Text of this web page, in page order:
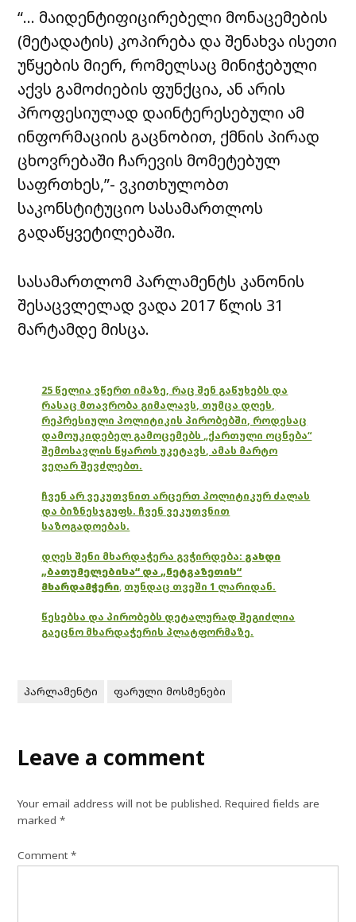
“… მაიდენტიფიცირებელი მონაცემების
(მეტადატის) კოპირება და შენახვა ისეთი
უწყების მიერ, რომელსაც მინიჭებული
აქვს გამოძიების ფუნქცია, ან არის
პროფესიულად დაინტერესებული ამ
ინფორმაციის გაცნობით, ქმნის პირად
ცხოვრებაში ჩარევის მომეტებულ
საფრთხეს,”- ვკითხულობთ
საკონსტიტუციო სასამართლოს
გადაწყვეტილებაში.
სასამართლომ პარლამენტს კანონის
შესაცვლელად ვადა 2017 წლის 31
მარტამდე მისცა.
25 წელია ვწერთ იმაზე, რაც შენ გაწუხებს და
რასაც მთავრობა გიმალავს, თუმცა დღეს,
რეპრესიული პოლიტიკის პირობებში, როდესაც
დამოუკიდებელ გამოცემებს „ქართული ოცნება“
შემოსავლის წყაროს უკეტავს, ამას მარტო
ვეღარ შევძლებთ.
ჩვენ არ ვეკუთვნით არცერთ პოლიტიკურ ძალას
და ბიზნესჯგუფს. ჩვენ ვეკუთვნით
საზოგადოებას.
დღეს შენი მხარდაჭერა გვჭირდება: გახდი
„ბათუმელებისა“ და „ნეტგაზეთის“
მხარდამჭერი, თუნდაც თვეში 1 ლარიდან.
წესებსა და პირობებს დეტალურად შეგიძლია
გაეცნო მხარდაჭერის პლატფორმაზე.
პარლამენტი ფარული მოსმენები
Leave a comment
Your email address will not be published. Required fields are
marked*
Comment*